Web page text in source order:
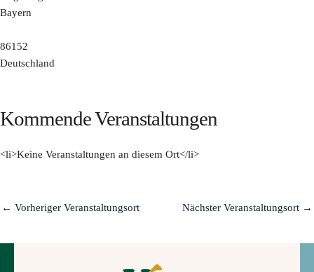
Bayern
86152
Deutschland
Kommende Veranstaltungen
<li>Keine Veranstaltungen an diesem Ort</li>
← Vorheriger Veranstaltungsort Nächster Veranstaltungsort →